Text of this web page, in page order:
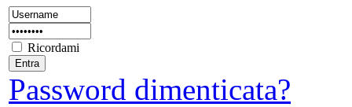
Ricordami
Password dimenticata?